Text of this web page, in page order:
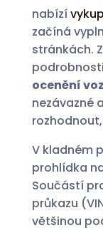
nabízí
začíná
stránkách.
ocenění
nezávazné
V kladném
prohlídka
Součástí
průkazu
většinou